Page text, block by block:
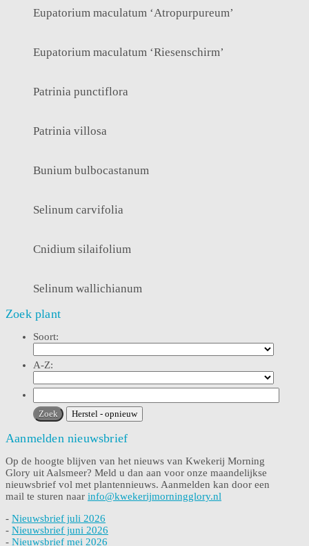
Eupatorium maculatum ‘Atropurpureum’
Eupatorium maculatum ‘Riesenschirm’
Patrinia punctiflora
Patrinia villosa
Bunium bulbocastanum
Selinum carvifolia
Cnidium silaifolium
Selinum wallichianum
Zoek plant
Soort:
A-Z:
Aanmelden nieuwsbrief
Op de hoogte blijven van het nieuws van Kwekerij Morning
Glory uit Aalsmeer? Meld u dan aan voor onze maandelijkse
nieuwsbrief vol met plantennieuws. Aanmelden kan door een
mail te sturen naar info@kwekerijmorningglory.nl
- Nieuwsbrief juli 2026
- Nieuwsbrief juni 2026
- Nieuwsbrief mei 2026